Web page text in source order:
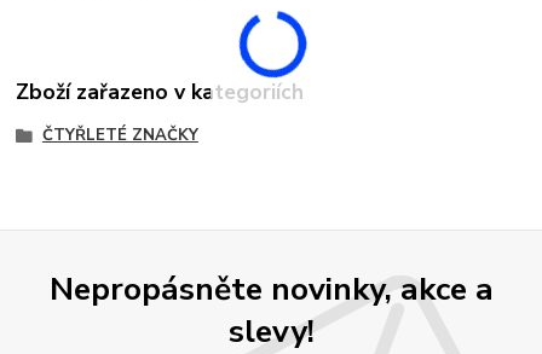
Zboží zařazeno v kategoriích
ČTYŘLETÉ ZNAČKY
Nepropásněte novinky, akce a
slevy!